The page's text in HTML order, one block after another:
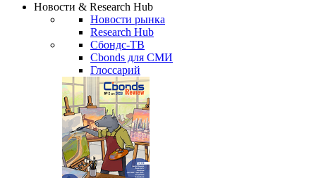
Сбондс Люди
Новости & Research Hub
Новости рынка
Research Hub
Сбондс-ТВ
Cbonds для СМИ
Глоссарий